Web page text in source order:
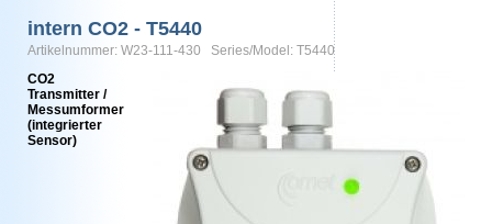
intern CO2 - T5440
Artikelnummer: W23-111-430 Series/Model: T5440
CO2
Transmitter /
Messumformer
(integrierter
Sensor)